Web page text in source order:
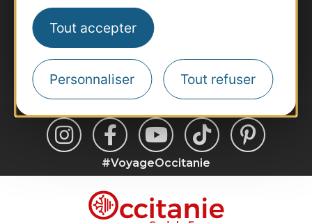
Tout accepter
Personnaliser Tout refuser
Inscrivez-vous à la lettre d'information
Destination Occitanie pour recevoir des
suggestions de séjours, de visites et de sorties.
Je m'abonne
#VoyageOccitanie